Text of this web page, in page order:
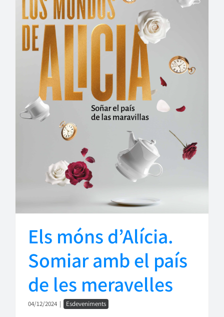
Els móns d’Alícia.
Somiar amb el país
de les meravelles
04/12/2024 | Esdeveniments